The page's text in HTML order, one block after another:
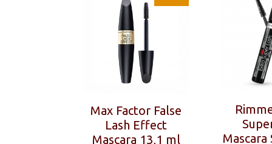
Max Factor False
Lash Effect
Mascara 13,1 ml
Mascara